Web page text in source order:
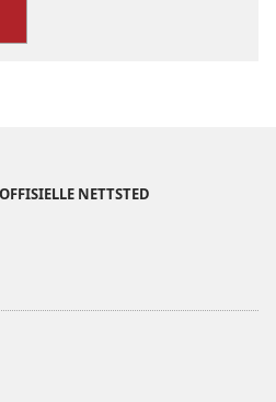
NETTSTED